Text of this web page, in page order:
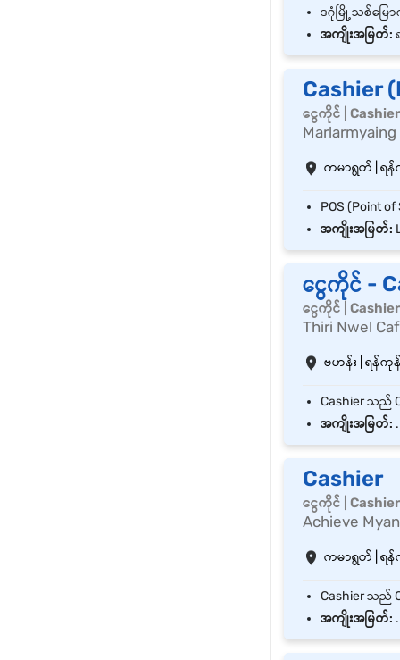
အကျိုးအမြတ်:
Cashier
ငွေကိုင် | Cashier
ကမာရွတ် | ရ
အကျိုးအမြတ်:
ငွေကိုင် -
ငွေကိုင် | Cashier
Thiri Nwel
ဗဟန်း | ရန်ကု
အကျိုးအမြတ်: .
Cashier
ငွေကိုင် | Cashier
Achieve
ကမာရွတ် | ရ
အကျိုးအမြတ်: .